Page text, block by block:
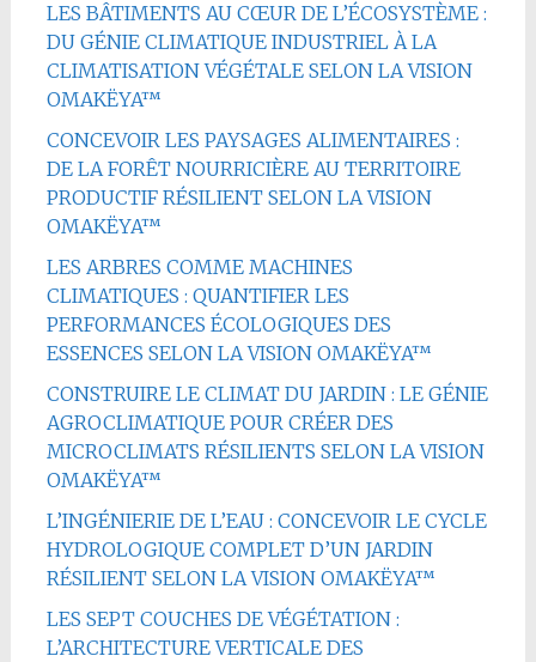
LES BÂTIMENTS AU CŒUR DE L’ÉCOSYSTÈME :
DU GÉNIE CLIMATIQUE INDUSTRIEL À LA
CLIMATISATION VÉGÉTALE SELON LA VISION
OMAKËYA™
CONCEVOIR LES PAYSAGES ALIMENTAIRES :
DE LA FORÊT NOURRICIÈRE AU TERRITOIRE
PRODUCTIF RÉSILIENT SELON LA VISION
OMAKËYA™
LES ARBRES COMME MACHINES
CLIMATIQUES : QUANTIFIER LES
PERFORMANCES ÉCOLOGIQUES DES
ESSENCES SELON LA VISION OMAKËYA™
CONSTRUIRE LE CLIMAT DU JARDIN : LE GÉNIE
AGROCLIMATIQUE POUR CRÉER DES
MICROCLIMATS RÉSILIENTS SELON LA VISION
OMAKËYA™
L’INGÉNIERIE DE L’EAU : CONCEVOIR LE CYCLE
HYDROLOGIQUE COMPLET D’UN JARDIN
RÉSILIENT SELON LA VISION OMAKËYA™
LES SEPT COUCHES DE VÉGÉTATION :
L’ARCHITECTURE VERTICALE DES